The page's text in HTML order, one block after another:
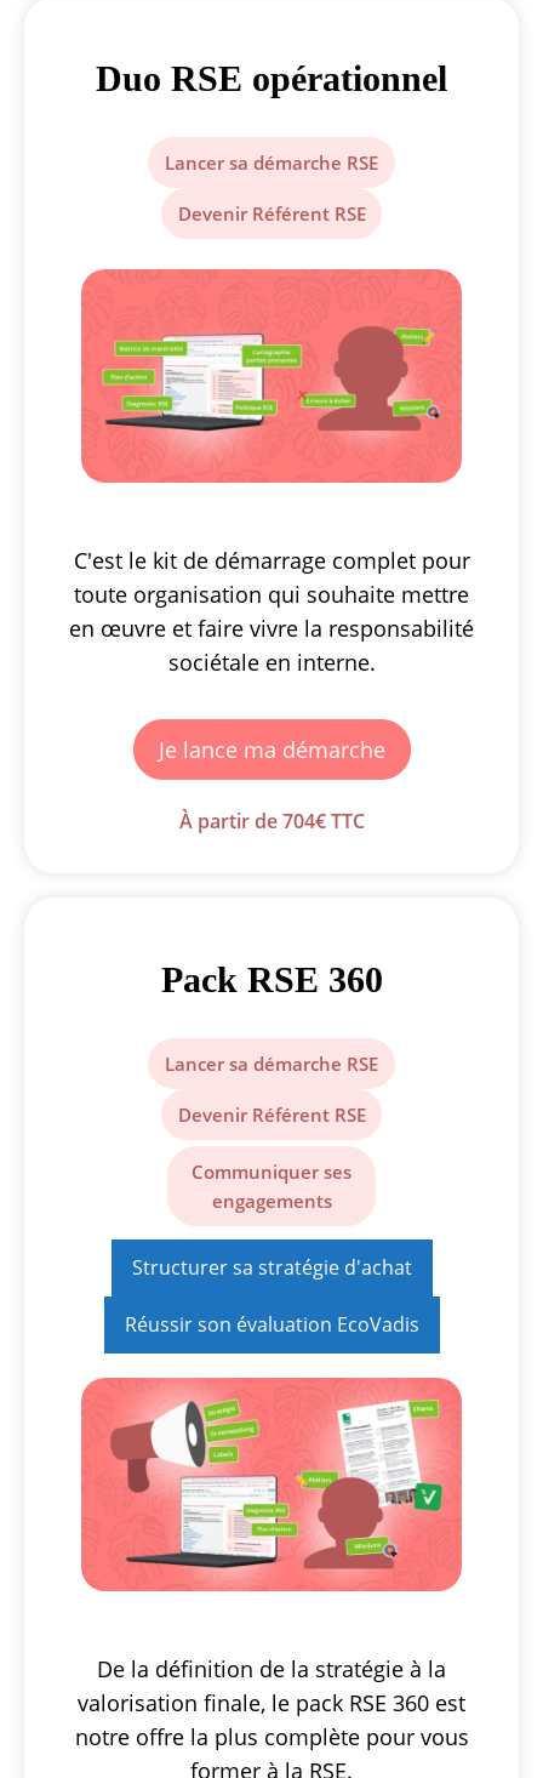
Duo RSE opérationnel
Lancer sa démarche RSE
Devenir Référent RSE
C'est le kit de démarrage complet pour
toute organisation qui souhaite mettre
en œuvre et faire vivre la responsabilité
sociétale en interne.
Je lance ma démarche
À partir de 704€ TTC
Pack RSE 360
Lancer sa démarche RSE
Devenir Référent RSE
Communiquer ses
engagements
Structurer sa stratégie d'achat
Réussir son évaluation EcoVadis
De la définition de la stratégie à la
valorisation finale, le pack RSE 360 est
notre offre la plus complète pour vous
former à la RSE.